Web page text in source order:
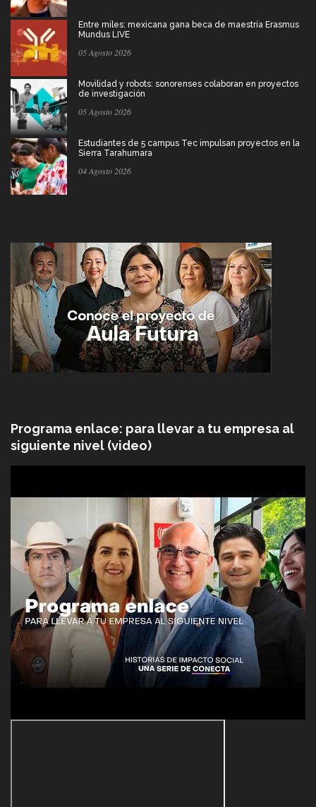
Entre miles: mexicana gana beca de maestría Erasmus
Mundus LIVE
05 Agosto 2026
Movilidad y robots: sonorenses colaboran en proyectos
de investigación
05 Agosto 2026
Estudiantes de 5 campus Tec impulsan proyectos en la
Sierra Tarahumara
04 Agosto 2026
Programa enlace: para llevar a tu empresa al
siguiente nivel (video)